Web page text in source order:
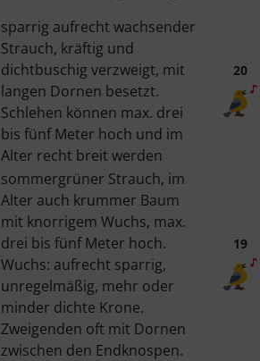
sparrig aufrecht wachsender
Strauch, kräftig und
dichtbuschig verzweigt, mit
langen Dornen besetzt.
Schlehen können max. drei
bis fünf Meter hoch und im
Alter recht breit werden
20
sommergrüner Strauch, im
Alter auch krummer Baum
mit knorrigem Wuchs, max.
drei bis fünf Meter hoch.
Wuchs: aufrecht sparrig,
unregelmäßig, mehr oder
minder dichte Krone.
Zweigenden oft mit Dornen
zwischen den Endknospen.
19